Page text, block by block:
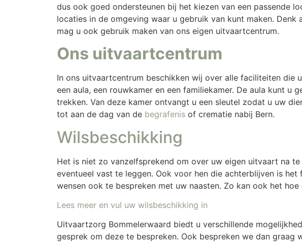
dus ook goed ondersteunen bij het kiezen van een passende
locaties in de omgeving waar u gebruik van kunt maken.
mag u ook gebruik maken van ons eigen uitvaartcentrum.
Ons uitvaartcentrum
In ons uitvaartcentrum beschikken wij over alle faciliteiten die
een aula, een rouwkamer en een familiekamer. De aula kunt u
trekken. Van deze kamer ontvangt u een sleutel zodat u uw
tot aan de dag van de begrafenis of crematie nabij Bern.
Wilsbeschikking
Het is niet zo vanzelfsprekend om over uw eigen uitvaart na
eventueel vast te leggen. Ook voor hen die achterblijven is
wensen ook te bespreken met uw naasten. Zo kan ook het
Lees meer en vul uw wilsbeschikking in
Uitvaartzorg Bommelerwaard biedt u verschillende
gesprek om deze te bespreken. Ook bespreken we dan